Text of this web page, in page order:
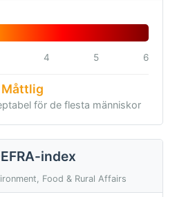
4 5 6
Måttlig
för de flesta människor
index
Food & Rural Affairs